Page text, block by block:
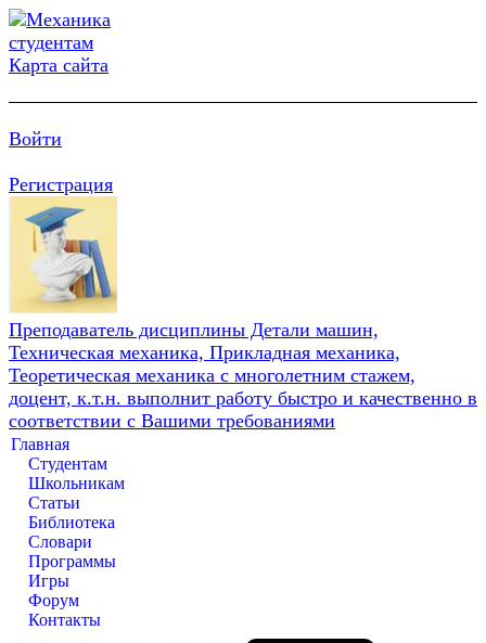
Карта сайта
Войти
Регистрация
Преподаватель дисциплины Детали машин,
Техническая механика, Прикладная механика,
Теоретическая механика с многолетним стажем,
доцент, к.т.н. выполнит работу быстро и качественно в
соответствии с Вашими требованиями
Главная
Студентам
Школьникам
Статьи
Библиотека
Словари
Программы
Игры
Форум
Контакты